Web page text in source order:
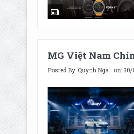
MG Việt Nam
Posted By:Quynh Nga on: 30/